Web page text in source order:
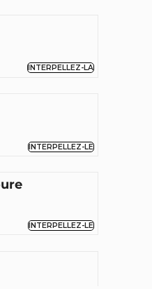
INTERPELLEZ-LA
INTERPELLEZ-LE
INTERPELLEZ-LE